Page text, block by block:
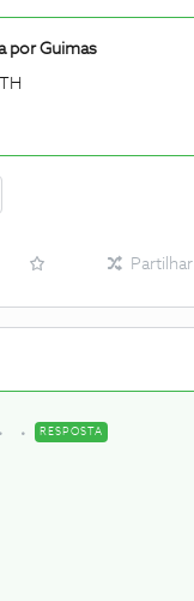
porGuimas
Partilhar
RESPOSTA